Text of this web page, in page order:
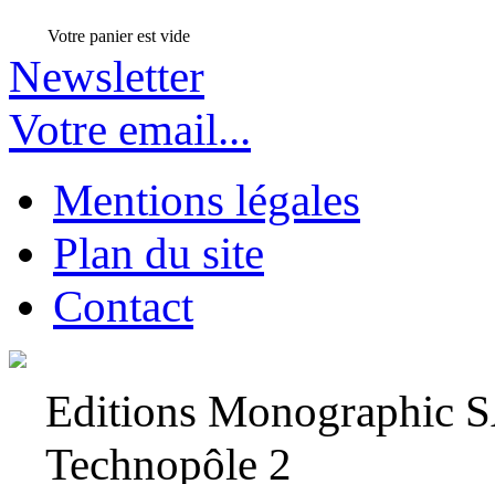
Votre panier est vide
Newsletter
Votre email...
Mentions légales
Plan du site
Contact
Editions Monographic
Technopôle 2